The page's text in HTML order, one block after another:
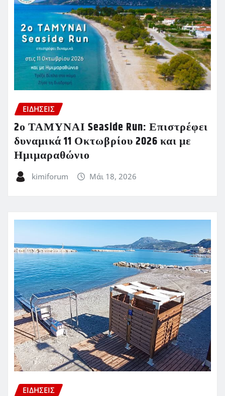
ΕΙΔΗΣΕΙΣ
2ο ΤΑΜΥΝΑΙ Seaside Run: Επιστρέφει
δυναμικά 11 Οκτωβρίου 2026 και με
Ημιμαραθώνιο
kimiforum Μάι 18, 2026
ΕΙΔΗΣΕΙΣ